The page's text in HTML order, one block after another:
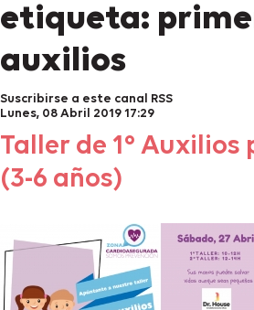
etiqueta:
auxilios
Suscribirse a este canal RSS
Lunes, 08 Abril 2019 17:29
Taller de 1º Auxilios
(3-6 años)